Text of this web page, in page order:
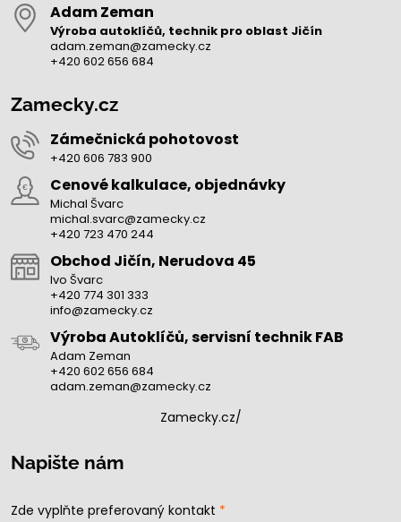
Adam Zeman
Výroba autoklíčů, technik pro oblast Jičín
adam.zeman@zamecky.cz
+420 602 656 684
Zamecky.cz
Zámečnická pohotovost
+420 606 783 900
Cenové kalkulace, objednávky
Michal Švarc
michal.svarc@zamecky.cz
+420 723 470 244
Obchod Jičín, Nerudova 45
Ivo Švarc
+420 774 301 333
info@zamecky.cz
Výroba Autoklíčů, servisní technik FAB
Adam Zeman
+420 602 656 684
adam.zeman@zamecky.cz
Zamecky.cz/
Napište nám
Zde vyplňte preferovaný kontakt *